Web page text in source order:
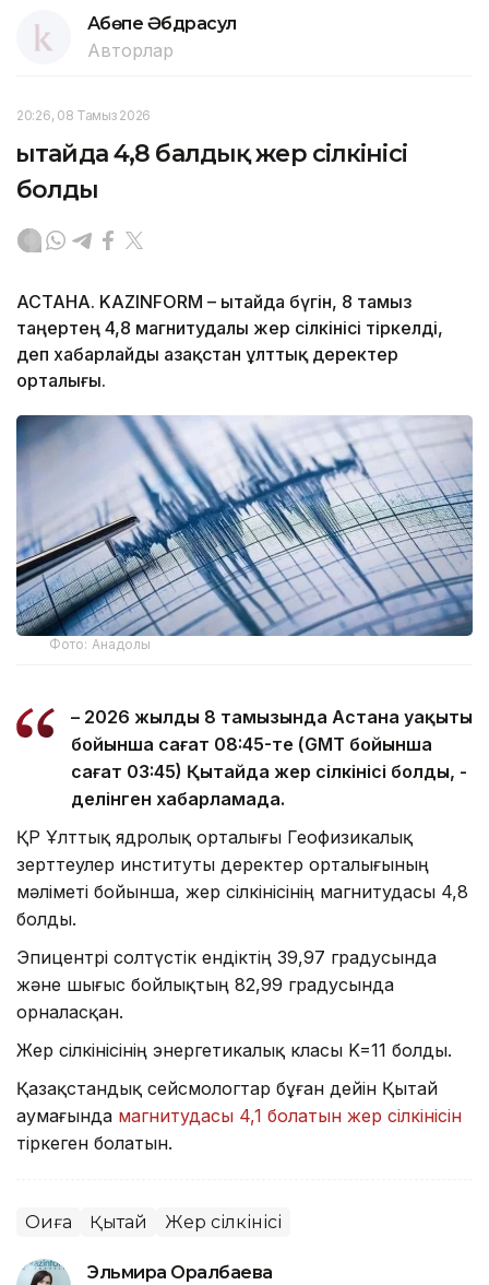
Ақбөпе Әбдрасул
Авторлар
20:26, 08 Тамыз 2026
Қытайда 4,8 балдық жер сілкінісі
болды
АСТАНА. KAZINFORM – Қытайда бүгін, 8 тамыз
таңертең 4,8 магнитудалы жер сілкінісі тіркелді,
деп хабарлайды Қазақстан ұлттық деректер
орталығы.
Фото: Анадолы
– 2026 жылдың 8 тамызында Астана уақыты
бойынша сағат 08:45-те (GMT бойынша
сағат 03:45) Қытайда жер сілкінісі болды, -
делінген хабарламада.
ҚР Ұлттық ядролық орталығы Геофизикалық
зерттеулер институты деректер орталығының
мәліметі бойынша, жер сілкінісінің магнитудасы 4,8
болды.
Эпицентрі солтүстік ендіктің 39,97 градусында
және шығыс бойлықтың 82,99 градусында
орналасқан.
Жер сілкінісінің энергетикалық класы K=11 болды.
Қазақстандық сейсмологтар бұған дейін Қытай
аумағында магнитудасы 4,1 болатын жер сілкінісін
тіркеген болатын.
Оқиға Қытай Жер сілкінісі
Эльмира Оралбаева